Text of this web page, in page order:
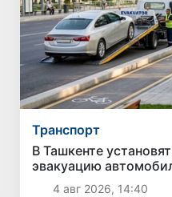
Транспорт
В Ташкенте
эвакуацию
штрафстоянках
4 авг 2026, 14:40